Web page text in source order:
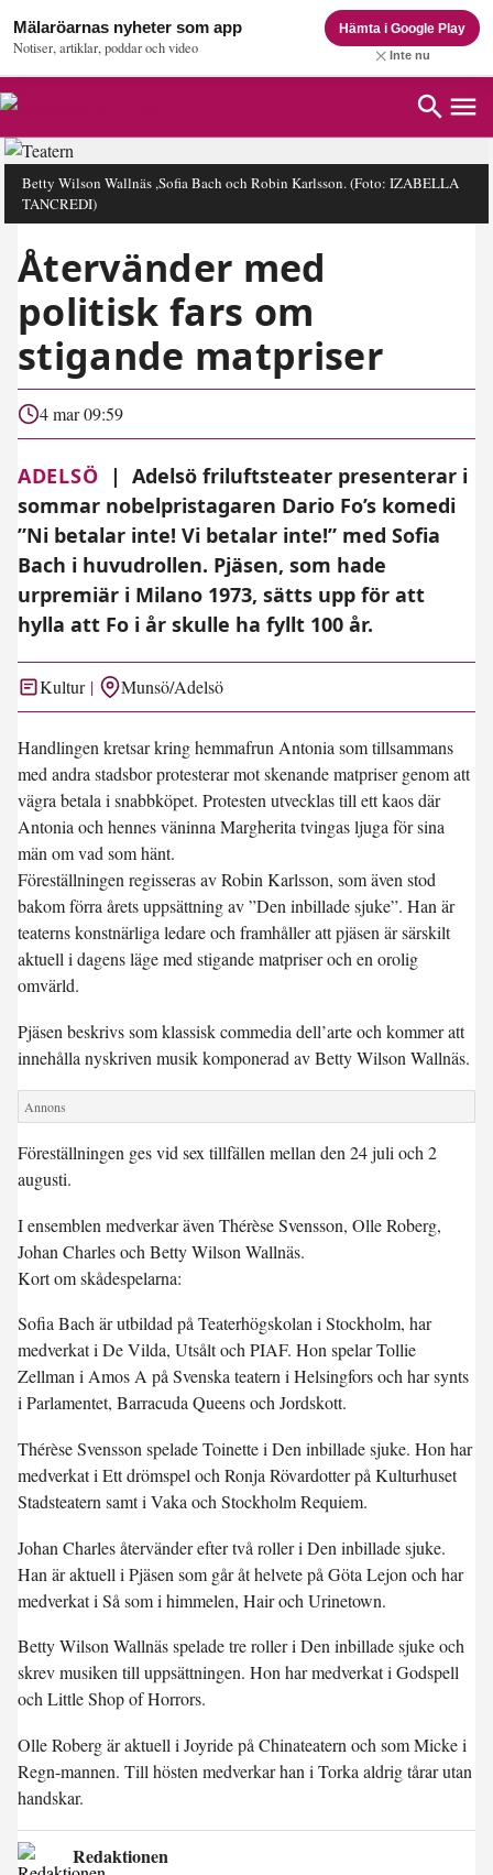
Mälaröarnas nyheter som app
Notiser, artiklar, poddar och video
Hämta i Google Play
Inte nu
Betty Wilson Wallnäs ,Sofia Bach och Robin Karlsson.(Foto: IZABELLA
TANCREDI)
Återvänder med
politisk fars om
stigande matpriser
4 mar 09:59
ADELSÖ | Adelsö friluftsteater presenterar i
sommar nobelpristagaren Dario Fo’s komedi
”Ni betalar inte! Vi betalar inte!” med Sofia
Bach i huvudrollen. Pjäsen, som hade
urpremiär i Milano 1973, sätts upp för att
hylla att Fo i år skulle ha fyllt 100 år.
Kultur Munsö/Adelsö
Handlingen kretsar kring hemmafrun Antonia som tillsammans
med andra stadsbor protesterar mot skenande matpriser genom att
vägra betala i snabbköpet. Protesten utvecklas till ett kaos där
Antonia och hennes väninna Margherita tvingas ljuga för sina
män om vad som hänt.
Föreställningen regisseras av Robin Karlsson, som även stod
bakom förra årets uppsättning av ”Den inbillade sjuke”. Han är
teaterns konstnärliga ledare och framhåller att pjäsen är särskilt
aktuell i dagens läge med stigande matpriser och en orolig
omvärld.
Pjäsen beskrivs som klassisk commedia dell’arte och kommer att
innehålla nyskriven musik komponerad av Betty Wilson Wallnäs.
Föreställningen ges vid sex tillfällen mellan den 24 juli och 2
augusti.
I ensemblen medverkar även Thérèse Svensson, Olle Roberg,
Johan Charles och Betty Wilson Wallnäs.
Kort om skådespelarna:
Sofia Bach är utbildad på Teaterhögskolan i Stockholm, har
medverkat i De Vilda, Utsålt och PIAF. Hon spelar Tollie
Zellman i Amos A på Svenska teatern i Helsingfors och har synts
i Parlamentet, Barracuda Queens och Jordskott.
Thérèse Svensson spelade Toinette i Den inbillade sjuke. Hon har
medverkat i Ett drömspel och Ronja Rövardotter på Kulturhuset
Stadsteatern samt i Vaka och Stockholm Requiem.
Johan Charles återvänder efter två roller i Den inbillade sjuke.
Han är aktuell i Pjäsen som går åt helvete på Göta Lejon och har
medverkat i Så som i himmelen, Hair och Urinetown.
Betty Wilson Wallnäs spelade tre roller i Den inbillade sjuke och
skrev musiken till uppsättningen. Hon har medverkat i Godspell
och Little Shop of Horrors.
Olle Roberg är aktuell i Joyride på Chinateatern och som Micke i
Regn-mannen. Till hösten medverkar han i Torka aldrig tårar utan
handskar.
Redaktionen